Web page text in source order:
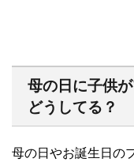
母の日に子供
どうしてる？
母の日やお誕生日の